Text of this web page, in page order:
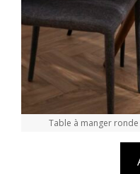
Table à manger